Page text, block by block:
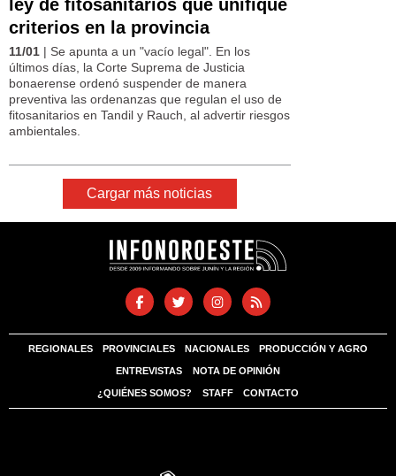
ley de fitosanitarios que unifique
criterios en la provincia
11/01 | Se apunta a un "vacío legal". En los
últimos días, la Corte Suprema de Justicia
bonaerense ordenó suspender de manera
preventiva las ordenanzas que regulan el uso de
fitosanitarios en Tandil y Rauch, al advertir riesgos
ambientales.
Cargar más noticias
REGIONALES PROVINCIALES NACIONALES PRODUCCIÓN Y AGRO
ENTREVISTAS NOTA DE OPINIÓN
¿QUIÉNES SOMOS? STAFF CONTACTO